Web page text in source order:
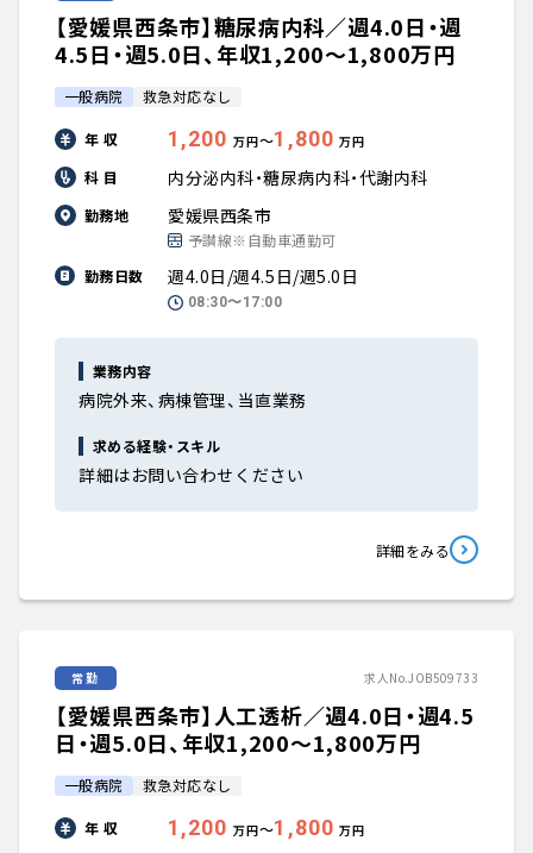
【愛媛県西条市】糖尿病内科／週4.0日・週
4.5日・週5.0日、年収1,200〜1,800万円
一般病院 救急対応なし
年 収 1,200 万円〜1,800 万円
科 目 内分泌内科・糖尿病内科・代謝内科
勤務地 愛媛県西条市
予讃線※自動車通勤可
勤務日数
週4.0日/週4.5日/週5.0日
08:30〜17:00
業務内容
病院外来、病棟管理、当直業務
求める経験・スキル
詳細はお問い合わせください
詳細をみる
常勤 求人No.JOB509733
【愛媛県西条市】人工透析／週4.0日・週4.5
日・週5.0日、年収1,200〜1,800万円
一般病院 救急対応なし
年 収 1,200 万円〜1,800 万円